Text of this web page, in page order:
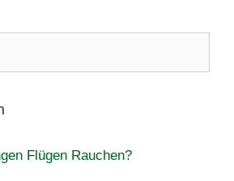
Flügen Rauchen?